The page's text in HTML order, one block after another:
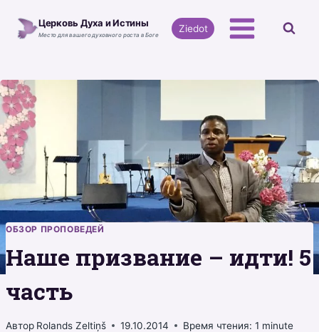
Церковь Духа и Истины
Место для вашего духовного роста в Боге
Ziedot
ОБЗОР ПРОПОВЕДЕЙ
Наше призвание – идти! 5
часть
Автор Rolands Zeltiņš 19.10.2014 Время чтения: 1 minute